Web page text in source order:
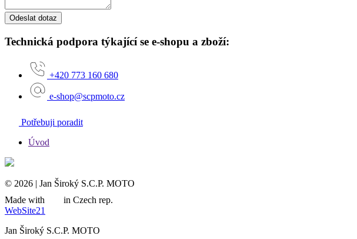
Odeslat dotaz
Technická podpora týkající se e-shopu a zboží:
+420 773 160 680
e-shop@scpmoto.cz
Potřebuji poradit
Úvod
© 2026 | Jan Široký S.C.P. MOTO
Made with
in Czech rep.
WebSite21
Jan Široký S.C.P. MOTO